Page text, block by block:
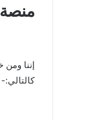
منصة EaseUS Data Recovery Wizard
كالتالي:-